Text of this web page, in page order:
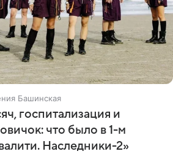
Башинская
госпитализация и
что было в 1-м
Наследники-2»